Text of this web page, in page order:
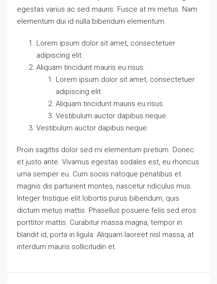
egestas varius ac sed mauris. Fusce at mi metus. Nam
elementum dui id nulla bibendum elementum.
Lorem ipsum dolor sit amet, consectetuer
adipiscing elit.
Aliquam tincidunt mauris eu risus.
Lorem ipsum dolor sit amet, consectetuer
adipiscing elit.
Aliquam tincidunt mauris eu risus.
Vestibulum auctor dapibus neque.
Vestibulum auctor dapibus neque.
Proin sagittis dolor sed mi elementum pretium. Donec
et justo ante. Vivamus egestas sodales est, eu rhoncus
urna semper eu. Cum sociis natoque penatibus et
magnis dis parturient montes, nascetur ridiculus mus.
Integer tristique elit lobortis purus bibendum, quis
dictum metus mattis. Phasellus posuere felis sed eros
porttitor mattis. Curabitur massa magna, tempor in
blandit id, porta in ligula. Aliquam laoreet nisl massa, at
interdum mauris sollicitudin et.